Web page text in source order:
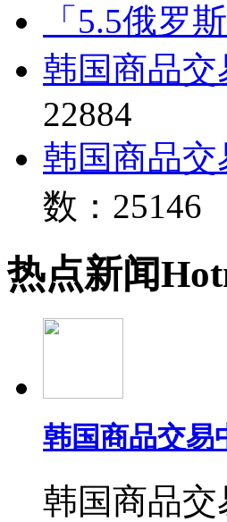
「5.5俄罗
韩国商品
22884
韩国商品
数：25146
热点新闻Hot
韩国商品交易
韩国商品